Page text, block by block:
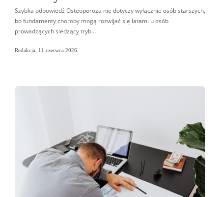
Szybka odpowiedź Osteoporoza nie dotyczy wyłącznie osób starszych,
bo fundamenty choroby mogą rozwijać się latami u osób
prowadzących siedzący tryb…
Redakcja 11 czerwca 2026